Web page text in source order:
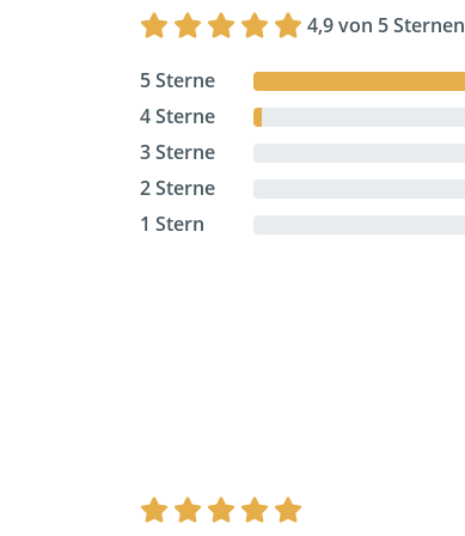
4,9 von 5 Sternen
5 Sterne
4 Sterne
3 Sterne
2 Sterne
1 Stern